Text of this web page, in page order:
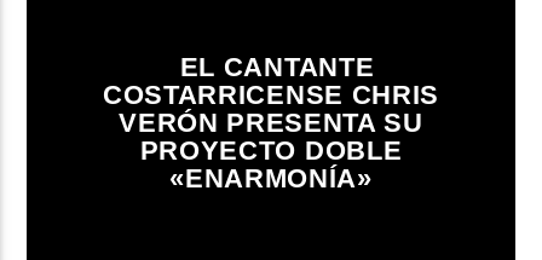
CANCIÓN ACTUAL
TÍTULO
EL CANTANTE
COSTARRICENSE CHRIS
VERÓN PRESENTA SU
PROYECTO DOBLE
«ENARMONÍA»